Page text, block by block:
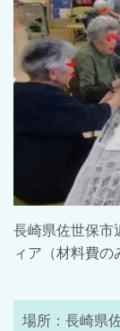
長崎県佐世保市
ィア（材料費の
場所：長崎県